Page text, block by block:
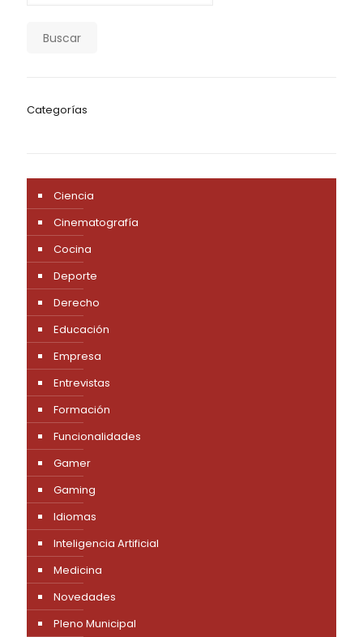
Buscar
Categorías
Ciencia
Cinematografía
Cocina
Deporte
Derecho
Educación
Empresa
Entrevistas
Formación
Funcionalidades
Gamer
Gaming
Idiomas
Inteligencia Artificial
Medicina
Novedades
Pleno Municipal